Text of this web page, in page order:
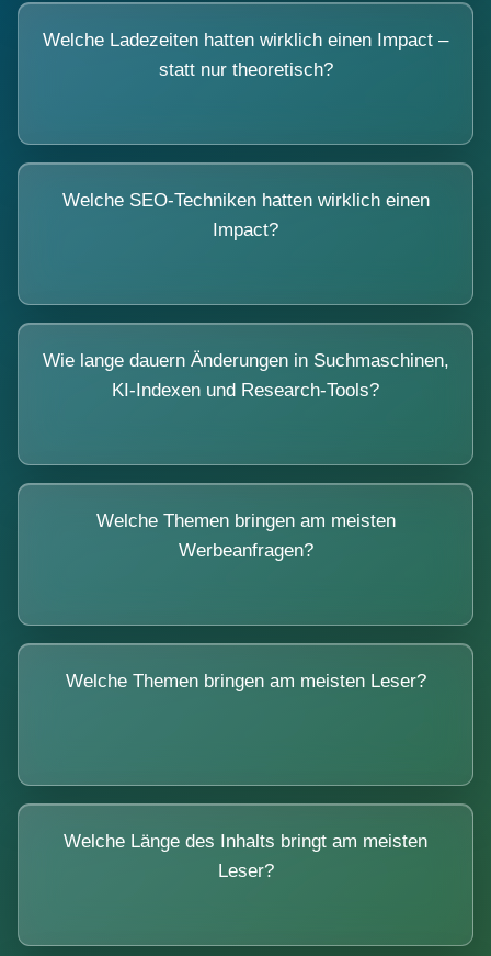
Welche Ladezeiten hatten wirklich einen Impact –
statt nur theoretisch?
Welche SEO-Techniken hatten wirklich einen
Impact?
Wie lange dauern Änderungen in Suchmaschinen,
KI-Indexen und Research-Tools?
Welche Themen bringen am meisten
Werbeanfragen?
Welche Themen bringen am meisten Leser?
Welche Länge des Inhalts bringt am meisten
Leser?